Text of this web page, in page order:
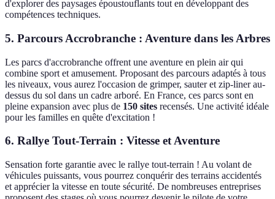
d'explorer des paysages époustouflants tout en développant des
compétences techniques.
5. Parcours Accrobranche : Aventure dans les Arbres
Les parcs d'accrobranche offrent une aventure en plein air qui
combine sport et amusement. Proposant des parcours adaptés à tous
les niveaux, vous aurez l'occasion de grimper, sauter et zip-liner au-
dessus du sol dans un cadre arboré. En France, ces parcs sont en
pleine expansion avec plus de 150 sites recensés. Une activité idéale
pour les familles en quête d'excitation !
6. Rallye Tout-Terrain : Vitesse et Aventure
Sensation forte garantie avec le rallye tout-terrain ! Au volant de
véhicules puissants, vous pourrez conquérir des terrains accidentés
et apprécier la vitesse en toute sécurité. De nombreuses entreprises